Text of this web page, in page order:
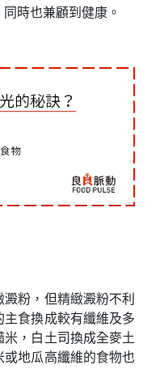
時也兼顧到健康。
粉，但精緻澱粉不利
食換成較有纖維及多
，白土司換成全麥土
地瓜高纖維的食物也